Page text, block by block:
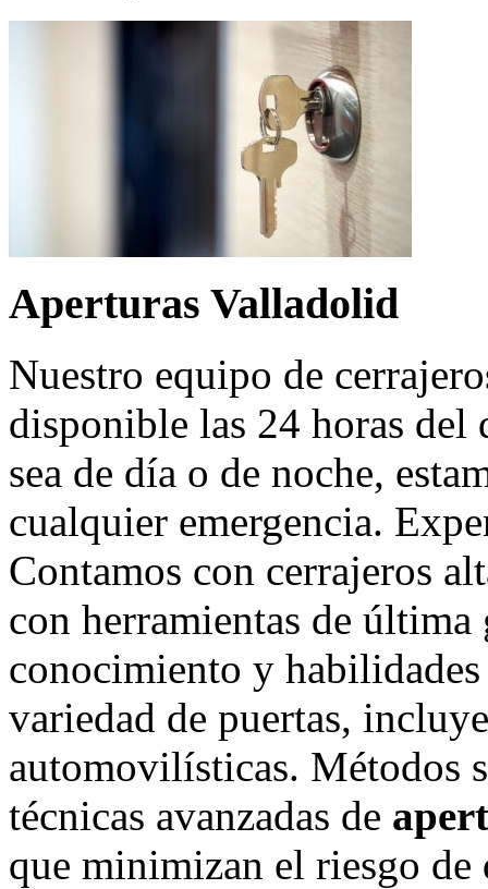
Aperturas Valladolid
Nuestro equipo de
disponible las 24 horas del
sea de día o de noche,
cualquier emergencia.
Contamos con cerrajeros
con herramientas de
conocimiento y
variedad de puertas,
automovilísticas. Métodos
técnicas avanzadas de
que minimizan el riesgo de